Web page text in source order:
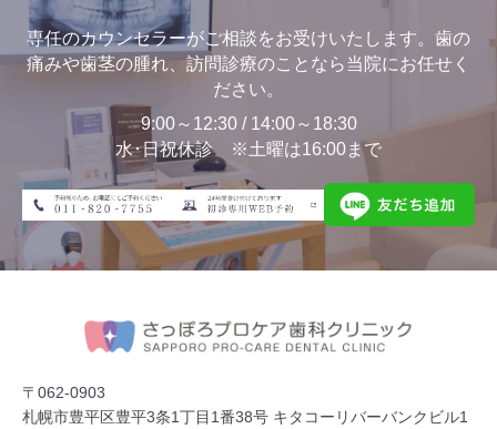
専任のカウンセラーがご相談をお受けいたします。歯の
痛みや歯茎の腫れ、訪問診療のことなら当院にお任せく
ださい。
9:00～12:30 / 14:00～18:30
水･日祝休診 ※土曜は16:00まで
〒062-0903
札幌市豊平区豊平3条1丁目1番38号 キタコーリバーバンクビル1